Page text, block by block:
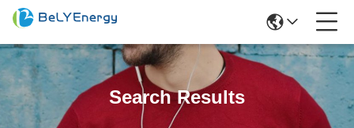
Search Results